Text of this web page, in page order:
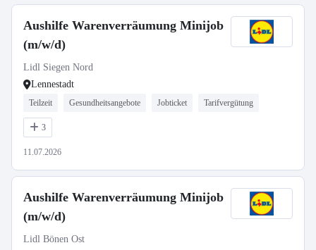
Aushilfe Warenverräumung Minijob
(m/w/d)
Lidl Siegen Nord
Lennestadt
Teilzeit Gesundheitsangebote Jobticket Tarifvergütung
3
11.07.2026
Aushilfe Warenverräumung Minijob
(m/w/d)
Lidl Bönen Ost